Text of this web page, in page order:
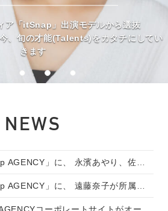
ア「itSnap」出演モデルから選抜
、旬の才能(Talents)をカタチにしてい
きます
NEWS
」に、 永濱あやり、佐野麗奈、エリサ、大城栄司の4名が所属いたしました。
」に、 遠藤奈子が所属いたしました。